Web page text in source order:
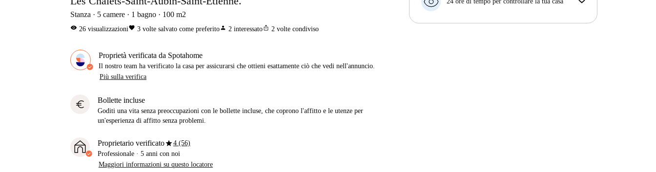
Stanza 5 camere 1 bagno 100 m2
visibility 26 visualizzazionifavorite 3 volte salvato come preferitoperson 2 interessatoios_share 2 volte condiviso
Proprietà verificata da Spotahome
Il nostro team ha verificato la casa per assicurarsi che ottieni esattamente ciò che vedi nell'annuncio.
Più sulla verifica
euro Bollette incluse
Goditi una vita senza preoccupazioni con le bollette incluse, che coprono l'affitto e le utenze per
un'esperienza di affitto senza problemi.
Proprietario verificatostar4 (56)
Professionale · 5 anni con noi
Maggiori informazioni su questo locatore
B) ti rimborseremo totalmente